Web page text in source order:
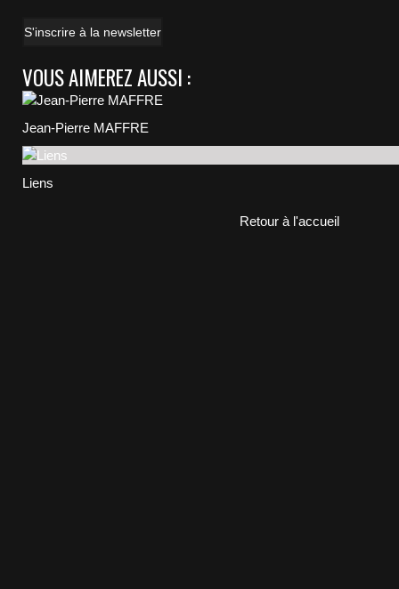
S'inscrire à la newsletter
VOUS AIMEREZ AUSSI :
Jean-Pierre MAFFRE
Liens
Retour à l'accueil